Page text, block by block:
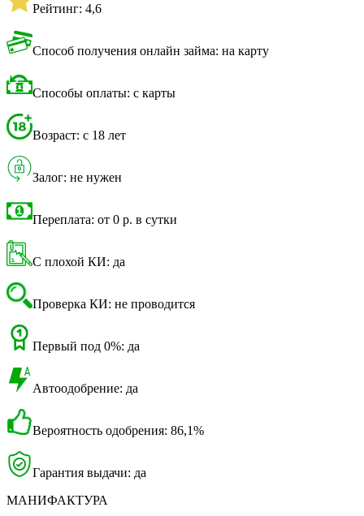
Рейтинг: 4,6
Способ получения онлайн займа: на карту
Способы оплаты: с карты
Возраст: с 18 лет
Залог: не нужен
Переплата: от 0 р. в сутки
С плохой КИ: да
Проверка КИ: не проводится
Первый под 0%: да
Автоодобрение: да
Вероятность одобрения: 86,1%
Гарантия выдачи: да
МАНИФАКТУРА